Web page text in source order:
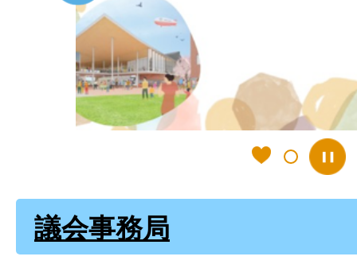
ラ
イ
ド
議会事務局